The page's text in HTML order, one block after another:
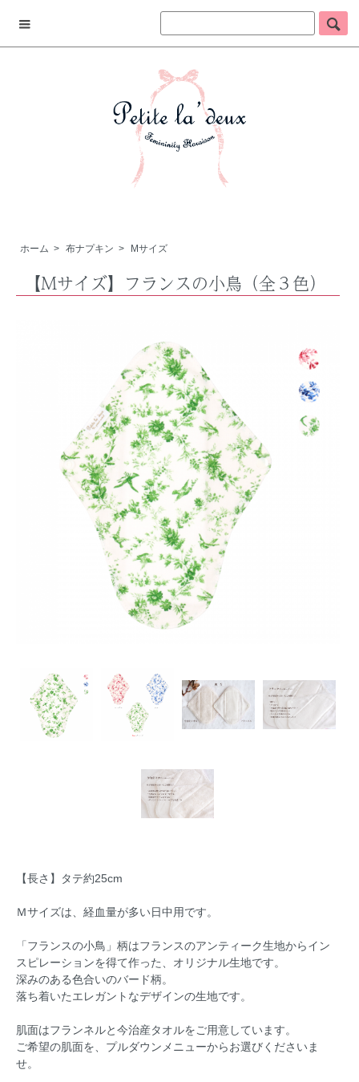
ホーム > 布ナプキン > Mサイズ
【Mサイズ】フランスの小鳥（全３色）
【長さ】タテ約25cm
Ｍサイズは、経血量が多い日中用です。
「フランスの小鳥」柄はフランスのアンティーク生地からイン
スピレーションを得て作った、オリジナル生地です。
深みのある色合いのバード柄。
落ち着いたエレガントなデザインの生地です。
肌面はフランネルと今治産タオルをご用意しています。
ご希望の肌面を、プルダウンメニューからお選びくださいま
せ。